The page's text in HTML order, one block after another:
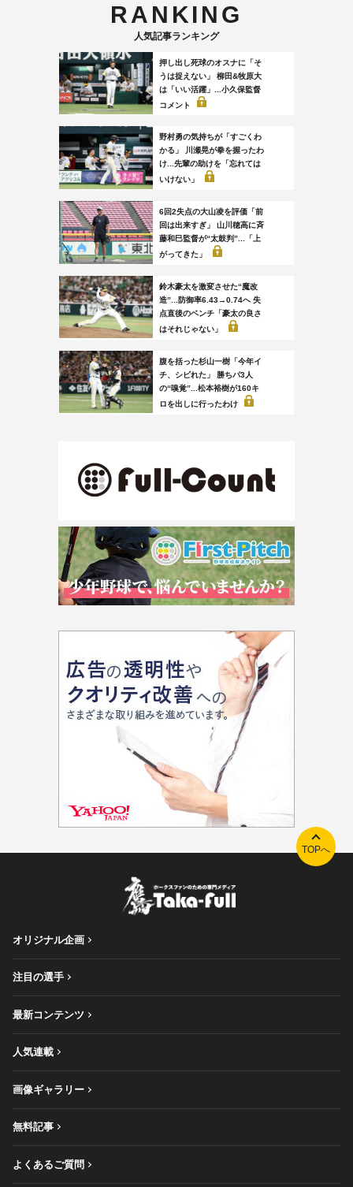
RANKING
人気記事ランキング
押し出し死球のオスナに「そ
うは捉えない」 柳田&牧原大
は「いい活躍」...小久保監督
コメント
野村勇の気持ちが「すごくわ
かる」 川瀬晃が拳を握ったわ
け...先輩の助けを「忘れては
いけない」
6回2失点の大山凌を評価「前
回は出来すぎ」 山川穂高に斉
藤和巳監督が“太鼓判”...「上
がってきた」
鈴木豪太を激変させた“魔改
造”...防御率6.43→0.74へ 失
点直後のベンチ「豪太の良さ
はそれじゃない」
腹を括った杉山一樹「今年イ
チ、シビれた」 勝ちパ3人
の“嗅覚”...松本裕樹が160キ
ロを出しに行ったわけ
TOPへ
オリジナル企画
注目の選手
最新コンテンツ
人気連載
画像ギャラリー
無料記事
よくあるご質問